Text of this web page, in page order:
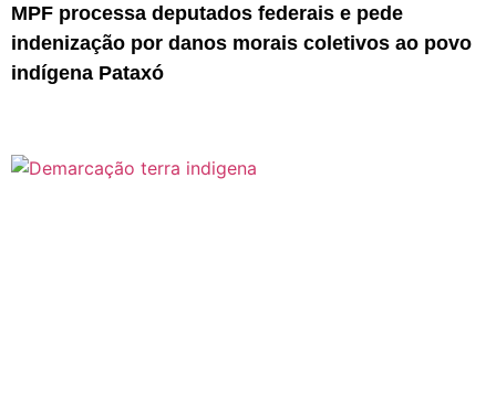
MPF processa deputados federais e pede
indenização por danos morais coletivos ao povo
indígena Pataxó